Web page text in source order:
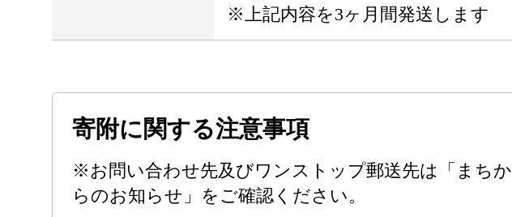
※上記内容を3ヶ月間発送します
寄附に関する注意事項
※お問い合わせ先及びワンストップ郵送先は「まちか
らのお知らせ」をご確認ください。